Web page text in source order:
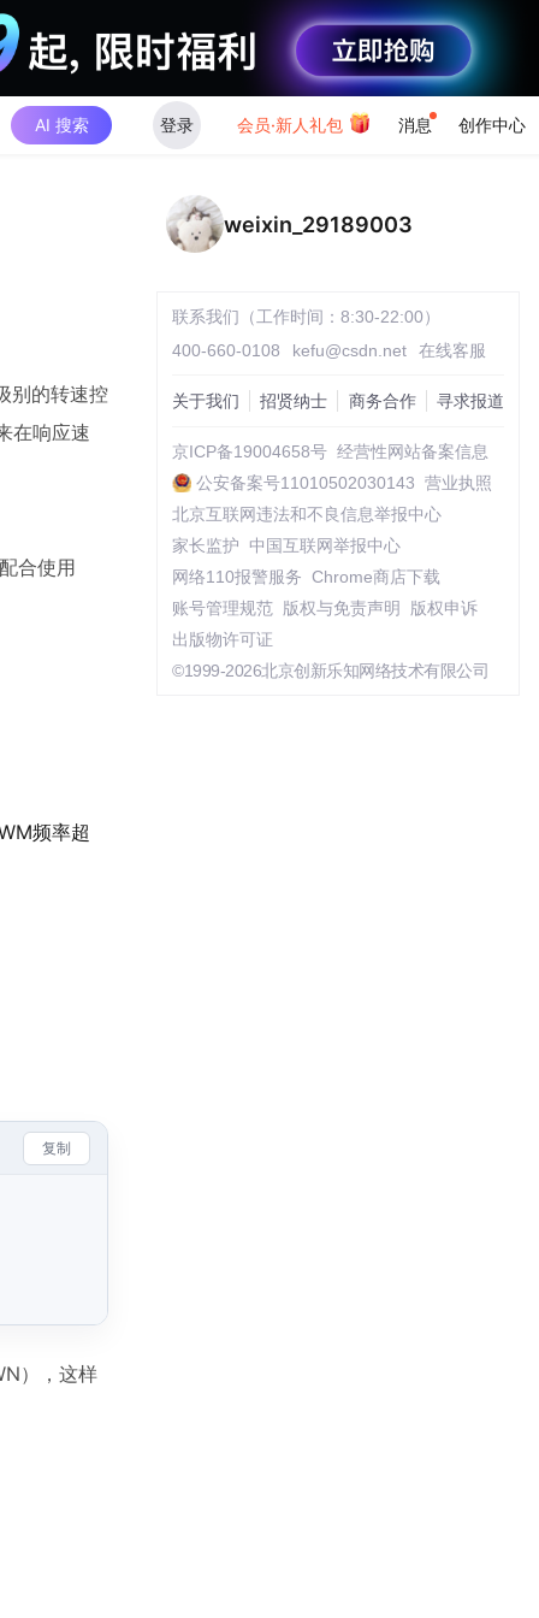
AI 搜索 登录 会员·新人礼包 消息 创作中心
别的转速控
在响应速
合使用
频率超
复制
），这样
weixin_29189003
联系我们（工作时间：8:30-22:00）
400-660-0108
kefu@csdn.net 在线客服
关于我们 招贤纳士 商务合作 寻求报道
京ICP备19004658号 经营性网站备案信息
公安备案号11010502030143 营业执照
北京互联网违法和不良信息举报中心
家长监护
中国互联网举报中心
网络110报警服务 Chrome商店下载
账号管理规范
版权与免责声明
版权申诉
出版物许可证
©1999-2026北京创新乐知网络技术有限公司